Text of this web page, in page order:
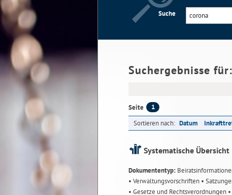
Suche
Suchergebnisse für:
Seite 1
Sortieren nach: Datum
Systematische Übersicht
Dokumententyp:
• Verwaltungsvorschriften •
• Gesetze und Rechtsverordnungen